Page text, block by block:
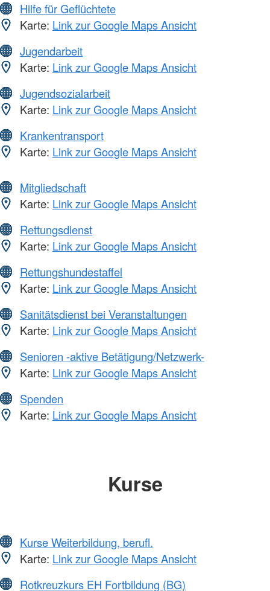
Hilfe für Geflüchtete
Karte: Link zur Google Maps Ansicht
Jugendarbeit
Karte: Link zur Google Maps Ansicht
Jugendsozialarbeit
Karte: Link zur Google Maps Ansicht
Krankentransport
Karte: Link zur Google Maps Ansicht
Mitgliedschaft
Karte: Link zur Google Maps Ansicht
Rettungsdienst
Karte: Link zur Google Maps Ansicht
Rettungshundestaffel
Karte: Link zur Google Maps Ansicht
Sanitätsdienst bei Veranstaltungen
Karte: Link zur Google Maps Ansicht
Senioren -aktive Betätigung/Netzwerk-
Karte: Link zur Google Maps Ansicht
Spenden
Karte: Link zur Google Maps Ansicht
Kurse
Kurse Weiterbildung, berufl.
Karte: Link zur Google Maps Ansicht
Rotkreuzkurs EH Fortbildung (BG)